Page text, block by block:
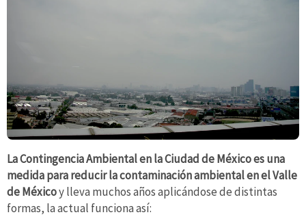
La Contingencia Ambiental en la Ciudad de México es una
medida para reducir la contaminación ambiental en el Valle
de Méxicoy lleva muchos años aplicándose de distintas
formas, la actual funciona así: